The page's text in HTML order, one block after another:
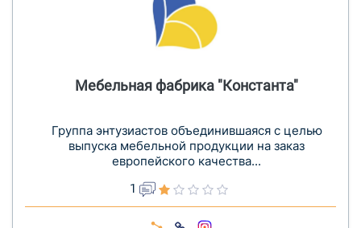
Мебельная фабрика "Константа"
Группа энтузиастов объединившаяся с целью
выпуска мебельной продукции на заказ
европейского качества...
1